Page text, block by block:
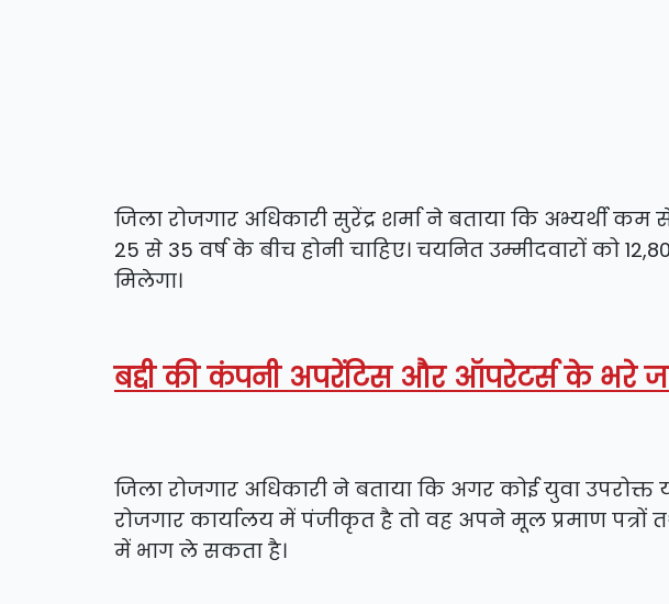
जिला रोजगार अधिकारी सुरेंद्र शर्मा ने बताया कि अभ्यर्थी
25 से 35 वर्ष के बीच होनी चाहिए। चयनित उम्मीदवारों को
मिलेगा।
बद्दी की कंपनी अपरेंटिस और ऑपरेटर्स के भरे
जिला रोजगार अधिकारी ने बताया कि अगर कोई युवा
रोजगार कार्यालय में पंजीकृत है तो वह अपने मूल प्रमाण पत्रों
में भाग ले सकता है।